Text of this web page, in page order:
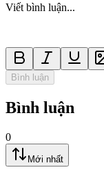
Viết bình luận...
Bình luận
Bình luận
0
Mới nhất